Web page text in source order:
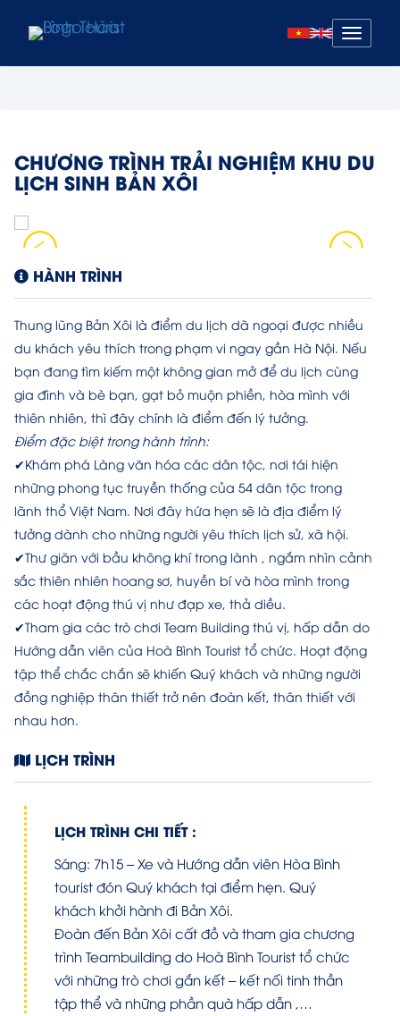
Mở
menu
CHƯƠNG TRÌNH TRẢI NGHIỆM KHU DU
LỊCH SINH BẢN XÔI
HÀNH TRÌNH
Thung lũng Bản Xôi là điểm du lịch dã ngoại được nhiều
du khách yêu thích trong phạm vi ngay gần Hà Nội. Nếu
bạn đang tìm kiếm một không gian mở để du lịch cùng
gia đình và bè bạn, gạt bỏ muộn phiền, hòa mình với
thiên nhiên, thì đây chính là điểm đến lý tưởng.
Điểm đặc biệt trong hành trình:
✔Khám phá Làng văn hóa các dân tộc, nơi tái hiện
những phong tục truyền thống của 54 dân tộc trong
lãnh thổ Việt Nam. Nơi đây hứa hẹn sẽ là địa điểm lý
tưởng dành cho những người yêu thích lịch sử, xã hội.
✔Thư giãn với bầu không khí trong lành , ngắm nhìn cảnh
sắc thiên nhiên hoang sơ, huyền bí và hòa mình trong
các hoạt động thú vị như đạp xe, thả diều.
✔Tham gia các trò chơi Team Building thú vị, hấp dẫn do
Hướng dẫn viên của Hoà Bình Tourist tổ chức. Hoạt động
tập thể chắc chắn sẽ khiến Quý khách và những người
đồng nghiệp thân thiết trở nên đoàn kết, thân thiết với
nhau hơn.
LỊCH TRÌNH
LỊCH TRÌNH CHI TIẾT :
Sáng: 7h15 – Xe và Hướng dẫn viên Hòa Bình
tourist đón Quý khách tại điểm hẹn. Quý
khách khởi hành đi Bản Xôi.
Đoàn đến Bản Xôi cất đồ và tham gia chương
trình Teambuilding do Hoà Bình Tourist tổ chức
với những trò chơi gắn kết – kết nối tinh thần
tập thể và những phần quà hấp dẫn ,…